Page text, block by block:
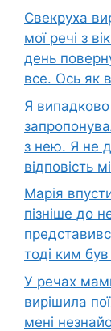
Свекруха
мої речі з
день
все. Ось як
Я
з нею. Я не
відповість
Марія
пізніше до
тоді ким
У речах
вирішила
мені